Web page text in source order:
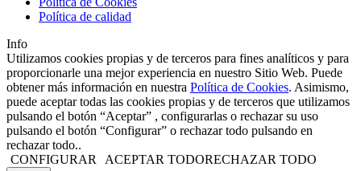
Política de calidad
Info
Utilizamos cookies propias y de terceros para fines analíticos y para
proporcionarle una mejor experiencia en nuestro Sitio Web. Puede
obtener más información en nuestra Política de Cookies. Asimismo,
puede aceptar todas las cookies propias y de terceros que utilizamos
pulsando el botón “Aceptar” , configurarlas o rechazar su uso
pulsando el botón “Configurar” o rechazar todo pulsando en
rechazar todo..
CONFIGURAR
ACEPTAR TODORECHAZAR TODO